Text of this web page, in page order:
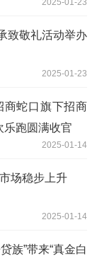
致敬礼活动举办
2025-01-23
商蛇口旗下招商
乐跑圆满收官
2025-01-14
场稳步上升
2025-01-14
族”带来“真金白